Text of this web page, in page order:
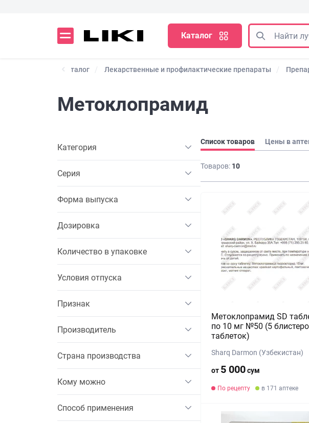
Каталог
Каталог Лекарственные и профилактические препараты
Метоклопрамид
Категория
Серия
Форма выпуска
Дозировка
Количество в упаковке
Условия отпуска
Признак
Производитель
Страна производства
Кому можно
Способ применения
Список товаров Цены в
Товаров: 10
Метоклопрамид SD
по 10 мг №50 (5
таблеток)
Sharq Darmon (Узбекистан)
от 5 000сум
По рецепту в 171 аптеке